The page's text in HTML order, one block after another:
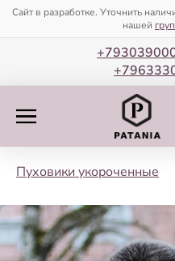
Сайт в разработке. Уточнить
нашей
Пуховики укороченные